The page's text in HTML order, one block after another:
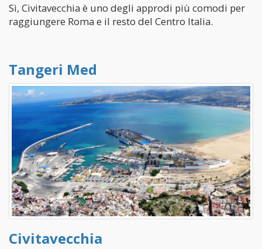
Sì, Civitavecchia è uno degli approdi più comodi per
raggiungere Roma e il resto del Centro Italia.
Tangeri Med
Civitavecchia